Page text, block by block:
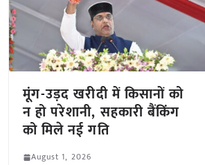
मूंग-उड़द खरीदी में किसानों को
न हो परेशानी, सहकारी बैंकिंग
को मिले नई गति
August 1, 2026